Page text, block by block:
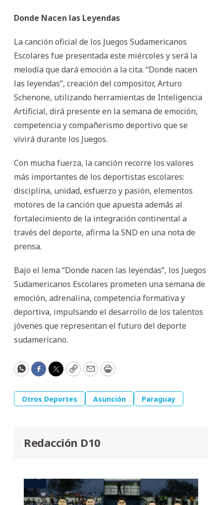
Donde Nacen las Leyendas
La canción oficial de los Juegos Sudamericanos
Escolares fue presentada este miércoles y será la
melodía que dará emoción a la cita. “Donde nacen
las leyendas”, creación del compositor, Arturo
Schenone, utilizando herramientas de Inteligencia
Artificial, dirá presente en la semana de emoción,
competencia y compañerismo deportivo que se
vivirá durante los Juegos.
Con mucha fuerza, la canción recorre los valores
más importantes de los deportistas escolares:
disciplina, unidad, esfuerzo y pasión, elementos
motores de la canción que apuesta además al
fortalecimiento de la integración continental a
través del deporte, afirma la SND en una nota de
prensa.
Bajo el lema “Donde nacen las leyendas”, los Juegos
Sudamericanos Escolares prometen una semana de
emoción, adrenalina, competencia formativa y
deportiva, impulsando el desarrollo de los talentos
jóvenes que representan el futuro del deporte
sudamericano.
WhatsApp
Facebook
Twitter
CopyEmailPrint
Otros Deportes Asunción Paraguay
Redacción D10